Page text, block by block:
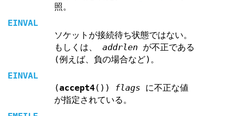
照。
EINVAL
ソケットが接続待ち状態ではない。
もしくは、 addrlen が不正である
(例えば、負の場合など)。
EINVAL
(accept4()) flags に不正な値
が指定されている。